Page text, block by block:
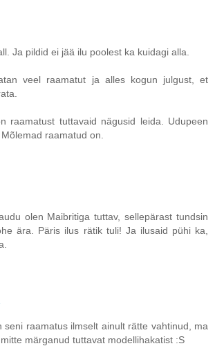
Ja pildid ei jää ilu poolest ka kuidagi alla.
veel raamatut ja alles kogun julgust, et
raamatust tuttavaid nägusid leida. Udupeen
raamatud on.
olen Maibritiga tuttav, sellepärast tundsin
ära. Päris ilus rätik tuli! Ja ilusaid pühi ka,
seni raamatus ilmselt ainult rätte vahtinud, ma
märganud tuttavat modellihakatist :S